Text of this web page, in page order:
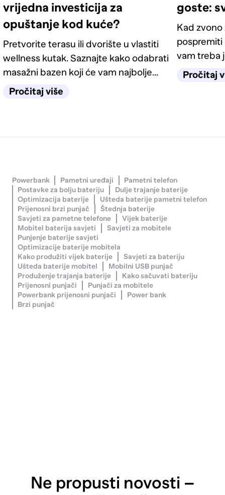
vrijedna investicija za
opuštanje kod kuće?
Pretvorite terasu ili dvorište u vlastiti
wellness kutak. Saznajte kako odabrati
masažni bazen koji će vam najbolje
odgovarati.
Pročitaj više
goste:
Kad
pospremiti
vam treba
ideja koje
Pročitaj
Powerbank Pametni uređaji
Pametni telefon
Postavke za bolju bateriju
Dulje trajanje baterije
Optimizacija baterije
Ušteda baterije pametni telefon
Prijenosni brzi punjač
Štednja baterije
Savjeti za pametne telefone
Vijek baterije
Mobitel baterija savjeti
Savjeti za mobitele
Punjenje baterije savjeti
Optimizacije baterije mobitela
Kako produžiti vijek baterije
Savjeti za bateriju
Ušteda baterije mobitel
Mobilni USB punjač
Produženje trajanja baterije
Kako sačuvati bateriju
Prijenosni punjači
Punjači za mobitele
Powerbank prijenosni punjači
Power bank
Brzi punjač
Ne propusti novosti –